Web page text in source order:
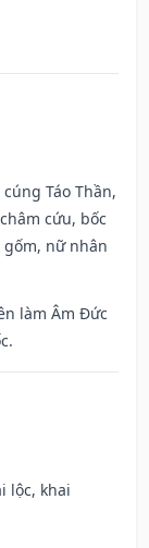
Táo Thần,
cứu, bốc
nữ nhân
làm Âm Đức
lộc, khai